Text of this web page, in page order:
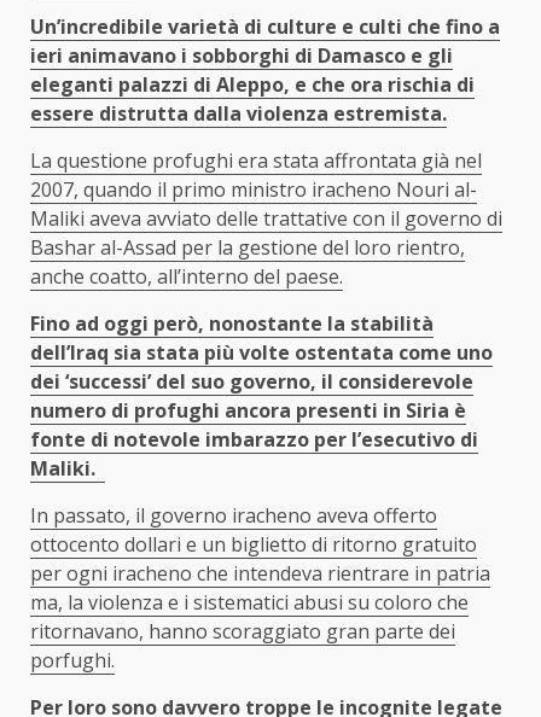
Un’incredibile varietà di culture e culti che fino a
ieri animavano i sobborghi di Damasco e gli
eleganti palazzi di Aleppo, e che ora rischia di
essere distrutta dalla violenza estremista.
La questione profughi era stata affrontata già nel
2007, quando il primo ministro iracheno Nouri al-
Maliki aveva avviato delle trattative con il governo di
Bashar al-Assad per la gestione del loro rientro,
anche coatto, all’interno del paese.
Fino ad oggi però, nonostante la stabilità
dell’Iraq sia stata più volte ostentata come uno
dei ‘successi’ del suo governo, il considerevole
numero di profughi ancora presenti in Siria è
fonte di notevole imbarazzo per l’esecutivo di
Maliki.
In passato, il governo iracheno aveva offerto
ottocento dollari e un biglietto di ritorno gratuito
per ogni iracheno che intendeva rientrare in patria
ma, la violenza e i sistematici abusi su coloro che
ritornavano, hanno scoraggiato gran parte dei
porfughi.
Per loro sono davvero troppe le incognite legate